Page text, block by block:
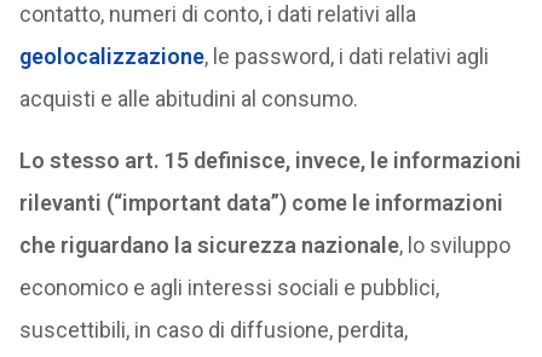
contatto, numeri di conto, i dati relativi alla
geolocalizzazione, le password, i dati relativi agli
acquisti e alle abitudini al consumo.
Lo stesso art. 15 definisce, invece, le informazioni
rilevanti (“important data”) come le informazioni
che riguardano la sicurezza nazionale, lo sviluppo
economico e agli interessi sociali e pubblici,
suscettibili, in caso di diffusione, perdita,